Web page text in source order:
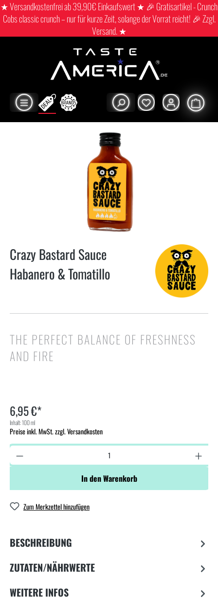
★ Versandkostenfrei ab 39,90€ Einkaufswert ★ 🎉 Gratisartikel - Crunch
Cobs classic crunch – nur für kurze Zeit, solange der Vorrat reicht! 🎉 Zzgl.
Versand. ★
Crazy Bastard Sauce
Habanero & Tomatillo
THE PERFECT BALANCE OF FRESHNESS
AND FIRE
6,95 €*
Inhalt:100 ml
Preise inkl. MwSt. zzgl. Versandkosten
In den Warenkorb
Zum Merkzettel hinzufügen
BESCHREIBUNG
ZUTATEN/NÄHRWERTE
WEITERE INFOS